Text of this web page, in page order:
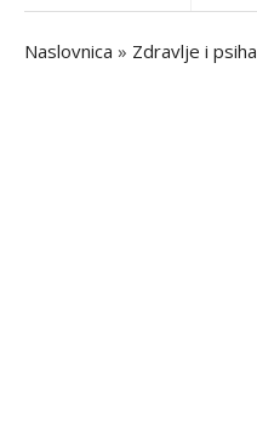
Naslovnica » Zdravlje i psiha